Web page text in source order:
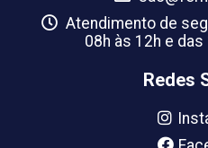
Atendimento de
08h às 12h e
Redes